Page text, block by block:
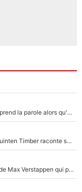
Ferran Torres a dit oui au PSG : Le FC Barcelone prend la parole alors qu'un transfert de l'attaquant espagnol prend forme
En plein cauchemar après son transfert à l'OM, Quinten Timber raconte ses doutes après sa signature à Marseille
F1 - Une légende de McLaren refuse le transfert de Max Verstappen qui pourrait «faire des vagues» et plomber l'ambiance dans l'équipe